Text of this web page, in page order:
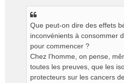
Que peut-on dire des effets
inconvénients à consommer
pour commencer ?
Chez l’homme, on pense,
toutes les preuves, que les
protecteurs sur les cancers